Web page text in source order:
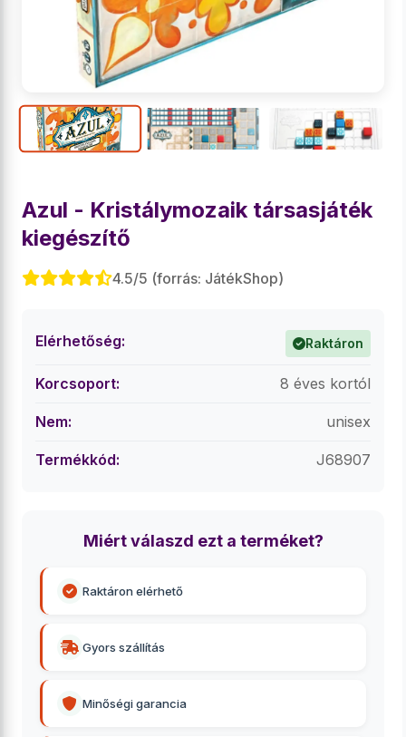
Azul - Kristálymozaik társasjáték
kiegészítő
4.5/5 (forrás: JátékShop)
Elérhetőség: Raktáron
Korcsoport: 8 éves kortól
Nem: unisex
Termékkód: J68907
Miért válaszd ezt a terméket?
Raktáron elérhető
Gyors szállítás
Minőségi garancia